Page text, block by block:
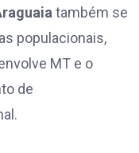
também se
populacionais,
MT e o
de